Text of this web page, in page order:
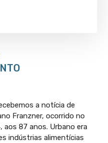
a notícia de
Franzner, ocorrido no
aos 87 anos. Urbano era
indústrias alimentícias